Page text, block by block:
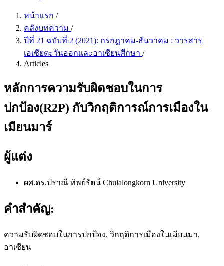
หน้าแรก /
คลังบทความ /
ปีที่ 21 ฉบับที่ 2 (2021): กรกฎาคม-ธันวาคม : วารสาร
เอเชียตะวันออกเเละอาเซียนศึกษา /
Articles
หลักการความรับผิดชอบในการ
ปกป้อง(R2P) กับวิกฤติการณ์การเมืองใน
เมียนมาร์
ผู้แต่ง
ผศ.ดร.ปราณี ทิพย์รัตน์ Chulalongkorn University
คำสำคัญ:
ความรับผิดชอบในการปกป้อง, วิกฤติการเมืองในเมียนมา,
อาเซียน